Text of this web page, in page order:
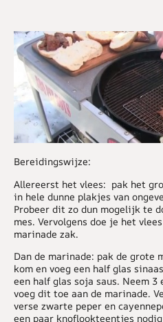
Bereidingswijze:
Allereerst het vlees: pak het
in hele dunne plakjes van
Probeer dit zo dun mogelijk te
mes. Vervolgens doe je het
marinade zak.
Dan de marinade: pak de grote
kom en voeg een half glas
een half glas soja saus. Neem
voeg dit toe aan de marinade.
verse zwarte peper en
een paar knoflookteentjes